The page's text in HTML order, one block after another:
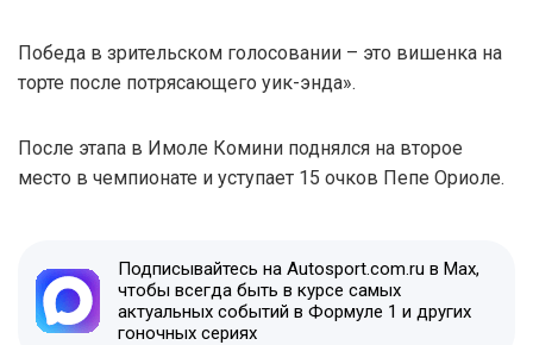
Победа в зрительском голосовании – это вишенка на
торте после потрясающего уик-энда».
После этапа в Имоле Комини поднялся на второе
место в чемпионате и уступает 15 очков Пепе Ориоле.
Подписывайтесь на Autosport.com.ru в Max,
чтобы всегда быть в курсе самых
актуальных событий в Формуле 1 и других
гоночных сериях